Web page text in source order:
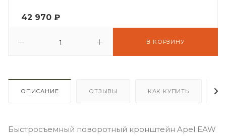
42 970 ₽
В КОРЗИНУ
ОПИСАНИЕ ОТЗЫВЫ КАК КУПИТЬ
Быстросъемный поворотный кронштейн Apel EAW